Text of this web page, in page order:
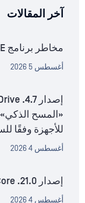
آخر المقالات
مخاطر برنامج IntelligentFILE
أغسطس 5 2026
«المسح الذكي»
للأجهزة وفقًا
أغسطس 4 2026
إصدار MetaDefender™ Core .21.0
أغسطس 4 2026